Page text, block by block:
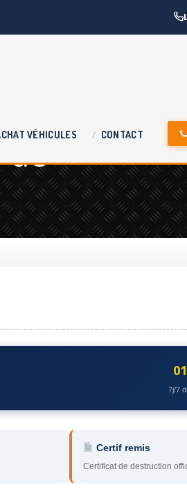
VÉHICULES CONTACT
de
7j/7
Certif remis
Certificat de destruction